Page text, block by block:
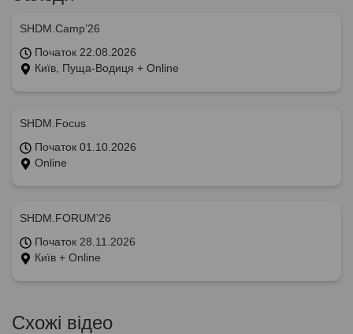
SHDM.Camp’26
Початок 22.08.2026
Київ, Пуща-Водиця + Online
SHDM.Focus
Початок 01.10.2026
Online
SHDM.FORUM’26
Початок 28.11.2026
Київ + Online
Схожі відео